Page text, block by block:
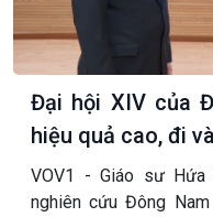
Đại hội XIV của
hiệu quả cao, đi
VOV1 - Giáo sư Hứa
nghiên cứu Đông